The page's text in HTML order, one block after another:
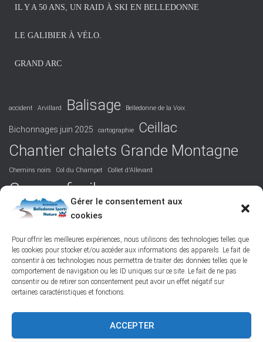
Gérer le consentement aux
cookies
Pour offrir les meilleures expériences, nous utilisons des technologies telles que
les cookies pour stocker et/ou accéder aux informations des appareils. Le fait de
consentir à ces technologies nous permettra de traiter des données telles que le
comportement de navigation ou les ID uniques sur ce site. Le fait de ne pas
consentir ou de retirer son consentement peut avoir un effet négatif sur
certaines caractéristiques et fonctions.
ACCEPTER
IL Y A 50 ANS, UN RAID À SKI EN BELLEDONNE
LE GALIBIER À VÉLO.
GRAND ARC
accident Arvillard Balisage Belledonne de la Voix
Bichonnages juin 2025 cartographie Ceillac
Chantier chalets Grande Montagne
Chemins noirs Col du Champet Collet d'Allevard
Course facile
Grandiose Hurtières Isère
Maurienne Nord-Belledonne orientation Picos de Europa Podcast
Poésie randonnée responsabilité
Réchauffement climatique
Saint-Colomban-des-Villards
ski de randonnée
St François Longchamp
Tôle ondulée
Vallée des Belleville Vie de l'association